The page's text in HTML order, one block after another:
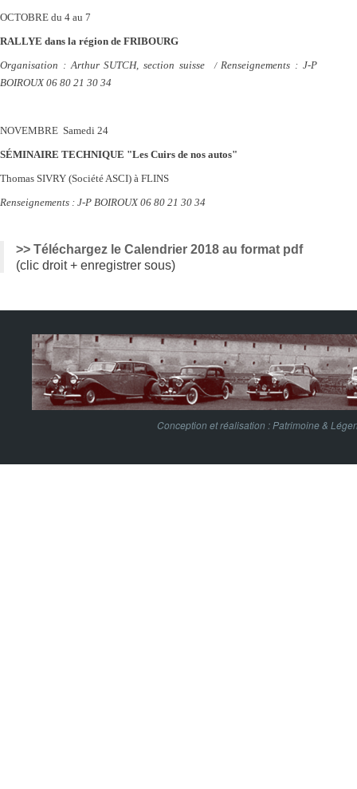
OCTOBRE du 4 au 7
RALLYE dans la région de FRIBOURG
Organisation : Arthur SUTCH, section suisse / Renseignements :J-P
BOIROUX 06 80 21 30 34
NOVEMBRE Samedi 24
SÉMINAIRE TECHNIQUE "Les Cuirs de nos autos"
Thomas SIVRY (Société ASCI) à FLINS
Renseignements : J-P BOIROUX 06 80 21 30 34
>> Téléchargez le Calendrier 2018 au format pdf
(clic droit + enregistrer sous)
Conception et réalisation : Patrimoine &